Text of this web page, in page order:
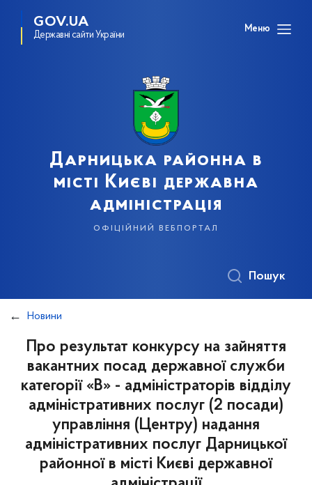
GOV.UA
Державні сайти України
Меню
Дарницька районна в
місті Києві державна
адміністрація
офіційний вебпортал
Пошук
Новини
Про результат конкурсу на зайняття
вакантних посад державної служби
категорії «В» - адміністраторів відділу
адміністративних послуг (2 посади)
управління (Центру) надання
адміністративних послуг Дарницької
районної в місті Києві державної